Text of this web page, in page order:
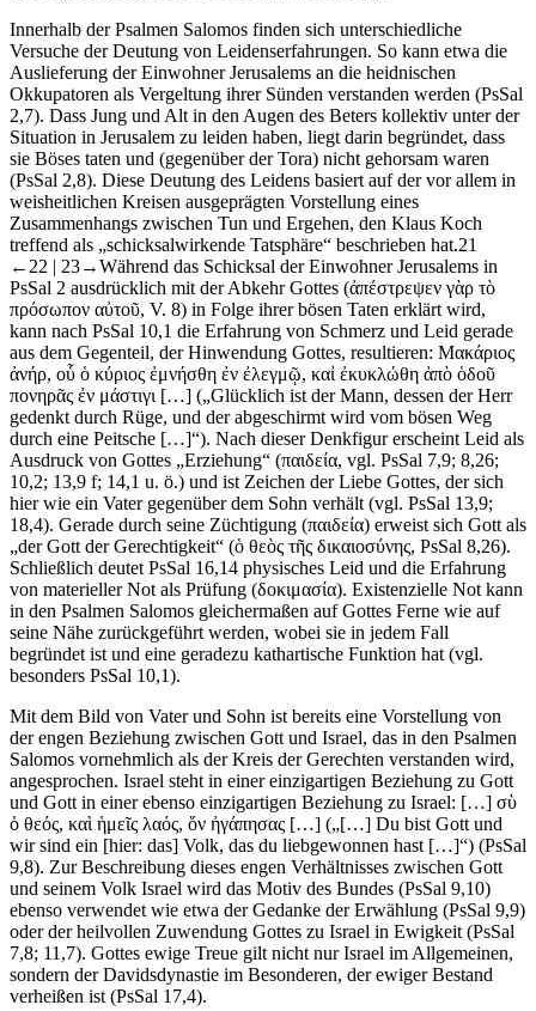
Innerhalb der Psalmen Salomos finden sich unterschiedliche
Versuche der Deutung von Leidenserfahrungen. So kann etwa die
Auslieferung der Einwohner Jerusalems an die heidnischen
Okkupatoren als Vergeltung ihrer Sünden verstanden werden (PsSal
2,7). Dass Jung und Alt in den Augen des Beters kollektiv unter der
Situation in Jerusalem zu leiden haben, liegt darin begründet, dass
sie Böses taten und (gegenüber der Tora) nicht gehorsam waren
(PsSal 2,8). Diese Deutung des Leidens basiert auf der vor allem in
weisheitlichen Kreisen ausgeprägten Vorstellung eines
Zusammenhangs zwischen Tun und Ergehen, den Klaus Koch
treffend als „schicksalwirkende Tatsphäre“ beschrieben hat.21
←22 | 23→Während das Schicksal der Einwohner Jerusalems in
PsSal 2 ausdrücklich mit derAbkehr Gottes (ἀπέστρεψεν γὰρ τὸ
πρόσωπον αὐτοῦ, V. 8) in Folge ihrer bösen Taten erklärt wird,
kann nach PsSal 10,1 die Erfahrung von Schmerz und Leid gerade
aus dem Gegenteil, derHinwendung Gottes, resultieren: Μακάριος
ἀνήρ, οὗ ὁ κύριος ἐμνήσθη ἐν ἐλεγμῷ, καἰ ἐκυκλώθη ἀπὸ ὁδοῦ
πονηρᾶς ἐν μάστιγι […] („Glücklich ist der Mann, dessen der Herr
gedenkt durch Rüge, und der abgeschirmt wird vom bösen Weg
durch eine Peitsche […]“). Nach dieser Denkfigur erscheint Leid als
Ausdruck von Gottes „Erziehung“ (παιδεία, vgl. PsSal 7,9; 8,26;
10,2; 13,9 f; 14,1 u. ö.) und ist Zeichen der Liebe Gottes, der sich
hier wie ein Vater gegenüber dem Sohn verhält (vgl. PsSal 13,9;
18,4). Gerade durch seine Züchtigung (παιδεία) erweist sich Gott als
„der Gott der Gerechtigkeit“ (ὁ θεὸς τῆς δικαιοσύνης, PsSal 8,26).
Schließlich deutet PsSal 16,14 physisches Leid und die Erfahrung
von materieller Not als Prüfung (δοκιμασία). Existenzielle Not kann
in den Psalmen Salomos gleichermaßen auf Gottes Ferne wie auf
seine Nähe zurückgeführt werden, wobei sie in jedem Fall
begründet ist und eine geradezu kathartische Funktion hat (vgl.
besonders PsSal 10,1).
Mit dem Bild von Vater und Sohn ist bereits eine Vorstellung von
der engen Beziehung zwischen Gott und Israel, das in den Psalmen
Salomos vornehmlich als der Kreis der Gerechten verstanden wird,
angesprochen. Israel steht in einer einzigartigen Beziehung zu Gott
und Gott in einer ebenso einzigartigen Beziehung zu Israel: […] σὺ
ὁ θεός, καὶ ἡμεῖς λαός, ὅν ἠγάπησας […] („[…] Du bist Gott und
wir sind ein [hier: das] Volk, das du liebgewonnen hast […]“) (PsSal
9,8). Zur Beschreibung dieses engen Verhältnisses zwischen Gott
und seinem Volk Israel wird das Motiv des Bundes (PsSal 9,10)
ebenso verwendet wie etwa der Gedanke der Erwählung (PsSal 9,9)
oder der heilvollen Zuwendung Gottes zu Israel in Ewigkeit (PsSal
7,8; 11,7). Gottes ewige Treue gilt nicht nur Israel im Allgemeinen,
sondern der Davidsdynastie im Besonderen, der ewiger Bestand
verheißen ist (PsSal 17,4).